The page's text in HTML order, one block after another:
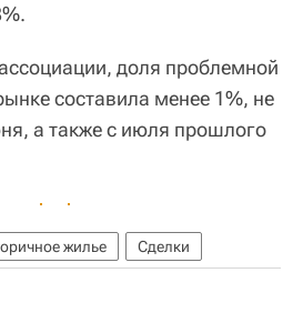
доля проблемной
составила менее 1%, не
а также с июля прошлого
жилье Сделки